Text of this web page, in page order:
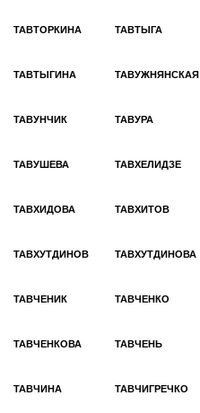
ТАВТОРКИНА ТАВТЫГА
ТАВТЫГИНА ТАВУЖНЯНСКАЯ
ТАВУНЧИК ТАВУРА
ТАВУШЕВА ТАВХЕЛИДЗЕ
ТАВХИДОВА ТАВХИТОВ
ТАВХУТДИНОВ ТАВХУТДИНОВА
ТАВЧЕНИК ТАВЧЕНКО
ТАВЧЕНКОВА ТАВЧЕНЬ
ТАВЧИНА ТАВЧИГРЕЧКО